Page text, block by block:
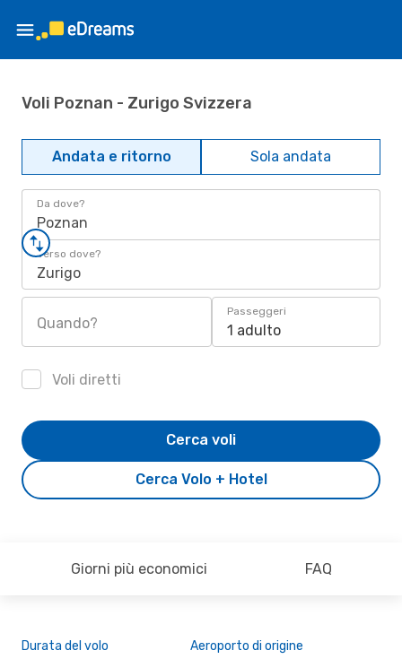
Voli Poznan - Zurigo Svizzera
Andata e ritorno Sola andata
Da dove?
Poznan
Verso dove?
Zurigo
Quando?
Passeggeri
1 adulto
Voli diretti
Cerca Volo + Hotel
Cerca voli
Giorni più economici FAQ
Durata del volo Aeroporto di origine